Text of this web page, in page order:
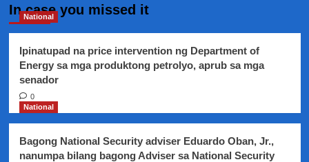
may
libreng
tawag
para
mga
sundalong
naiipit
ng
bakbakan
In case you missed it
National
Ipinatupad na price intervention ng Department of
Energy sa mga produktong petrolyo, aprub sa mga
senador
0
National
Bagong National Security adviser Eduardo Oban, Jr.,
nanumpa bilang bagong Adviser sa National Security